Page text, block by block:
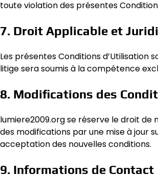
toute violation des présentes
7. Droit Applicable et
Les présentes Conditions d’Utilisation
litige sera soumis à la compétence
8. Modifications des
lumiere2009.org se réserve le droit de
des modifications par une mise à jour
acceptation des nouvelles conditions.
9. Informations de Contact